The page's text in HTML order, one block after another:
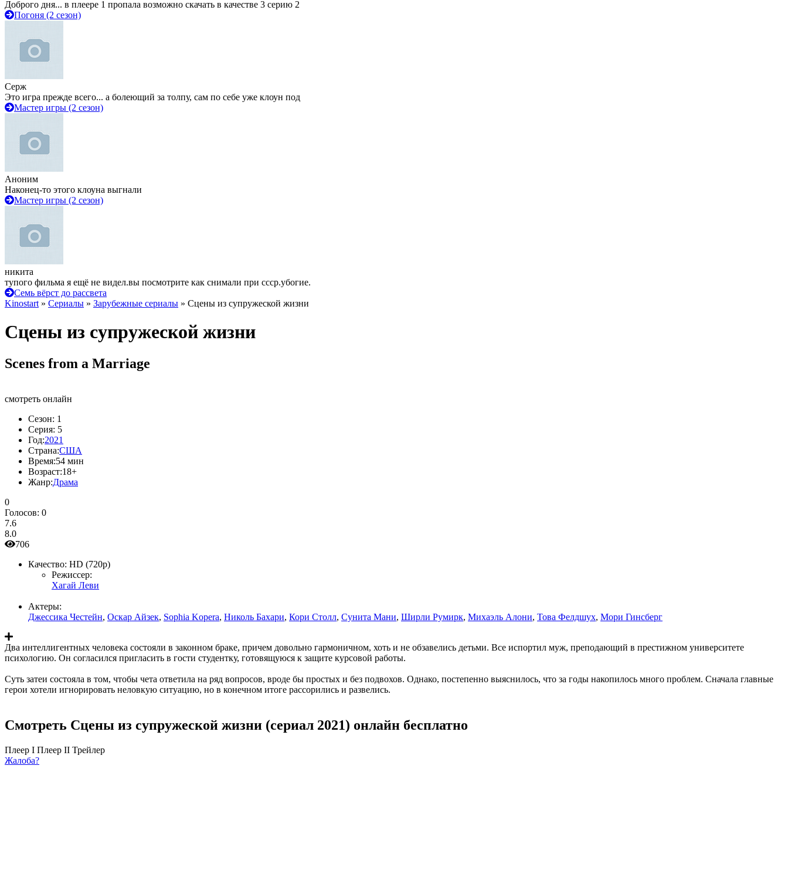
Доброго дня... в плеере 1 пропала возможно скачать в качестве 3 серию 2
Погоня (2 сезон)
Серж
Это игра прежде всего... а болеющий за толпу, сам по себе уже клоун под
Мастер игры (2 сезон)
Аноним
Наконец-то этого клоуна выгнали
Мастер игры (2 сезон)
никита
тупого фильма я ещё не видел.вы посмотрите как снимали при ссср.убогие.
Семь вёрст до рассвета
Kinostart » Сериалы » Зарубежные сериалы » Сцены из супружеской жизни
Сцены из супружеской жизни
Scenes from a Marriage
смотреть онлайн
Сезон: 1
Серия: 5
Год:2021
Страна:США
Время:54 мин
Возраст:18+
Жанр:Драма
0
Голосов: 0
7.6
8.0
706
Качество: HD (720p)
Режиссер:
Хагай Леви
Актеры:
Джессика Честейн, Оскар Айзек, Sophia Kopera, Николь Бахари, Кори Столл, Сунита Мани, Ширли Румирк, Михаэль Алони, Това Фелдшух, Мори Гинсберг
Два интеллигентных человека состояли в законном браке, причем довольно гармоничном, хоть и не обзавелись детьми. Все испортил муж, преподающий в престижном университете
психологию. Он согласился пригласить в гости студентку, готовящуюся к защите курсовой работы.
Суть затеи состояла в том, чтобы чета ответила на ряд вопросов, вроде бы простых и без подвохов. Однако, постепенно выяснилось, что за годы накопилось много проблем. Сначала главные
герои хотели игнорировать неловкую ситуацию, но в конечном итоге рассорились и развелись.
Смотреть Сцены из супружеской жизни (сериал 2021) онлайн бесплатно
Плеер I Плеер II Трейлер
Жалоба?